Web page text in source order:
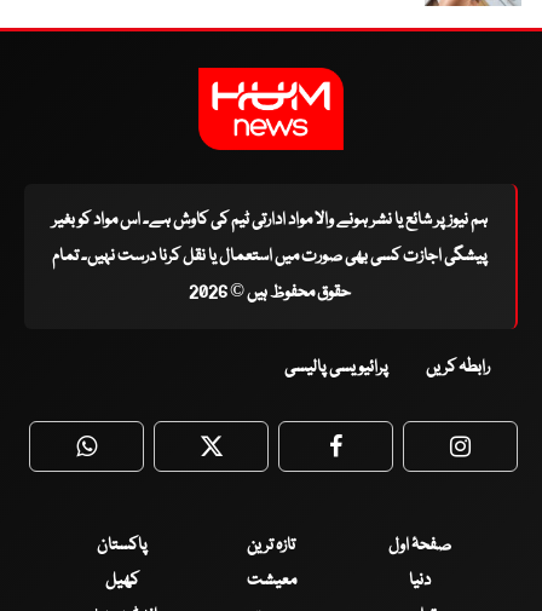
ہم نیوز پر شائع یا نشر ہونے والا مواد ادارتی ٹیم کی کاوش ہے۔ اس مواد کو بغیر
پیشگی اجازت کسی بھی صورت میں استعمال یا نقل کرنا درست نہیں۔ تمام
حقوق محفوظ ہیں © 2026
رابطہ کریں پرائیویسی پالیسی
WhatsApp Twitter Facebook
صفحۂ اول تازہ ترین
پاکستان
دنیا
معیشت
کھیل